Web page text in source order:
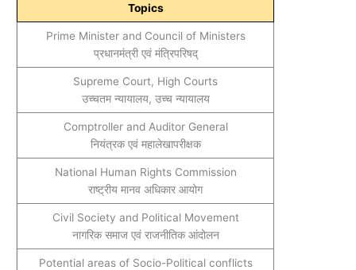
Topics
Prime Minister and Council of Ministers
प्रधानमंत्री एवं मंत्रिपरिषद्‌
Supreme Court, High Courts
उच्चतम न्यायालय, उच्च न्यायालय
Comptroller and Auditor General
नियंत्रक एवं महालेखापरीक्षक
National Human Rights Commission
राष्ट्रीय मानव अधिकार आयोग
Civil Society and Political Movement
नागरिक समाज एवं राजनीतिक आंदोलन
Potential areas of Socio-Political conflicts